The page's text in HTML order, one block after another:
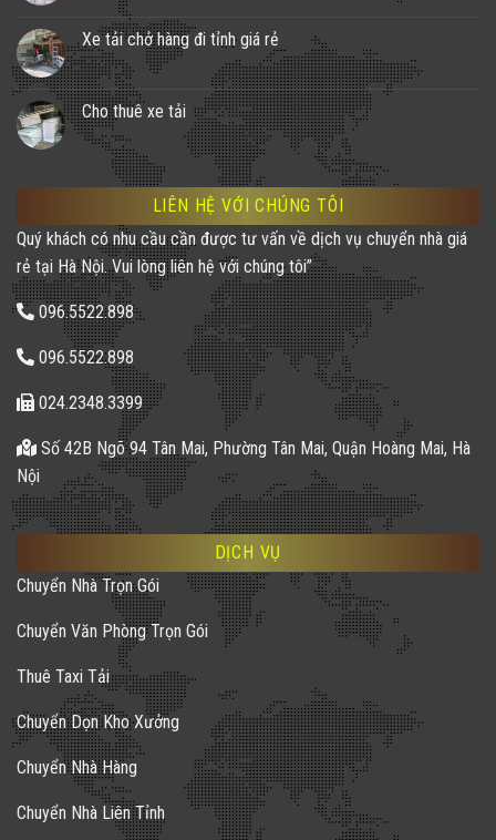
Xe tải chở hàng đi tỉnh giá rẻ
Cho thuê xe tải
LIÊN HỆ VỚI CHÚNG TÔI
Quý khách có nhu cầu cần được tư vấn về dịch vụ chuyển nhà giá
rẻ tại Hà Nội. Vui lòng liên hệ với chúng tôi”
096.5522.898
096.5522.898
024.2348.3399
Số 42B Ngõ 94 Tân Mai, Phường Tân Mai, Quận Hoàng Mai, Hà
Nội
DỊCH VỤ
Chuyển Nhà Trọn Gói
Chuyển Văn Phòng Trọn Gói
Thuê Taxi Tải
Chuyển Dọn Kho Xưởng
Chuyển Nhà Hàng
Chuyển Nhà Liên Tỉnh